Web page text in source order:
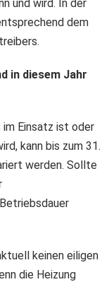
und wird. In der
dem
in diesem Jahr
im Einsatz ist oder
kann bis zum 31.
werden. Sollte
keinen eiligen
die Heizung